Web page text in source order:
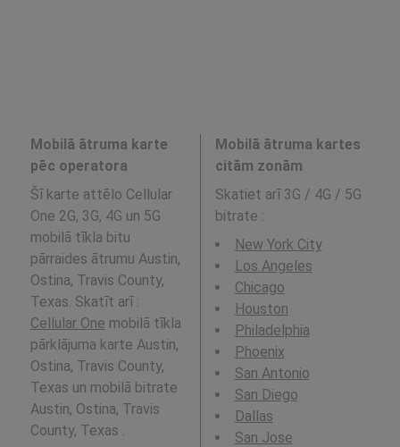
Mobilā ātruma karte
pēc operatora
Šī karte attēlo Cellular
One 2G, 3G, 4G un 5G
mobilā tīkla bitu
pārraides ātrumu Austin,
Ostina, Travis County,
Texas. Skatīt arī :
Cellular One mobilā tīkla
pārklājuma karte Austin,
Ostina, Travis County,
Texas un mobilā bitrate
Austin, Ostina, Travis
County, Texas .
Mobilā ātruma kartes
citām zonām
Skatiet arī 3G / 4G / 5G
bitrate :
New York City
Los Angeles
Chicago
Houston
Philadelphia
Phoenix
San Antonio
San Diego
Dallas
San Jose